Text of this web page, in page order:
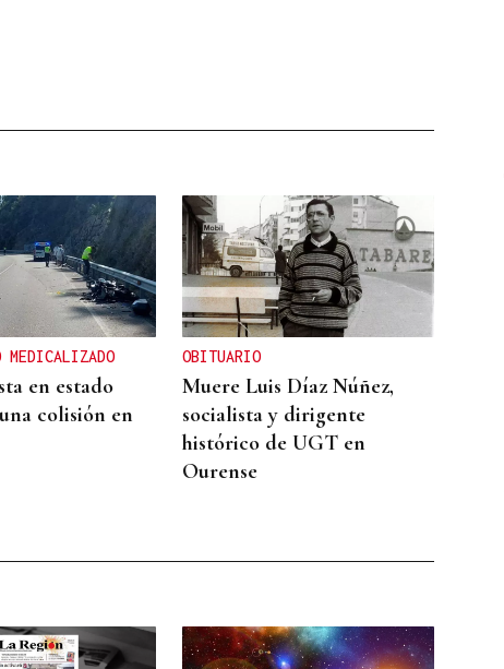
MEDICALIZADO
en estado
colisión en
OBITUARIO
Muere Luis Díaz Núñez,
socialista y dirigente
histórico de UGT en
Ourense